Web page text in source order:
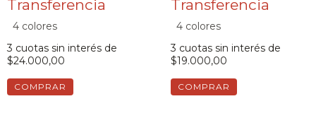
4 colores
3 cuotas sin interés de
$24.000,00
COMPRAR
4 colores
3 cuotas sin interés de
$19.000,00
COMPRAR